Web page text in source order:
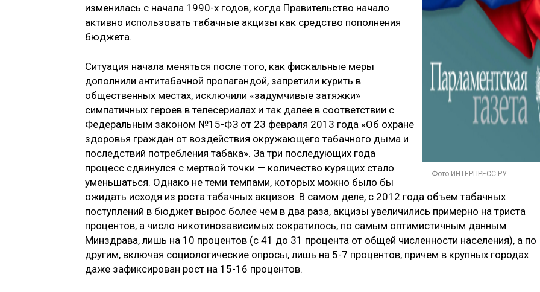
Фото ИНТЕРПРЕСС.РУ
изменилась с начала 1990-х годов, когда Правительство начало
активно использовать табачные акцизы как средство пополнения
бюджета.
Ситуация начала меняться после того, как фискальные меры
дополнили антитабачной пропагандой, запретили курить в
общественных местах, исключили «задумчивые затяжки»
симпатичных героев в телесериалах и так далее в соответствии с
Федеральным законом №15-ФЗ от 23 февраля 2013 года «Об охране
здоровья граждан от воздействия окружающего табачного дыма и
последствий потребления табака». За три последующих года
процесс сдвинулся с мертвой точки — количество курящих стало
уменьшаться. Однако не теми темпами, которых можно было бы
ожидать исходя из роста табачных акцизов. В самом деле, с 2012 года объем табачных
поступлений в бюджет вырос более чем в два раза, акцизы увеличились примерно на триста
процентов, а число никотинозависимых сократилось, по самым оптимистичным данным
Минздрава, лишь на 10 процентов (с 41 до 31 процента от общей численности населения), а по
другим, включая социологические опросы, лишь на 5-7 процентов, причем в крупных городах
даже зафиксирован рост на 15-16 процентов.